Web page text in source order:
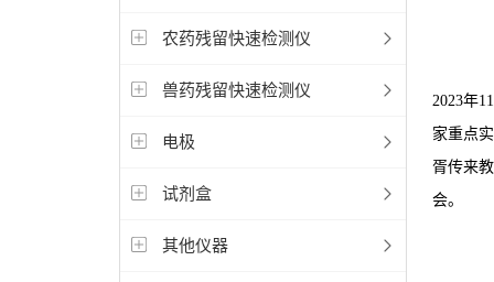
农药残留快速检测仪
兽药残留快速检测仪
电极
试剂盒
其他仪器
2023年
家重点
胥传来
会。